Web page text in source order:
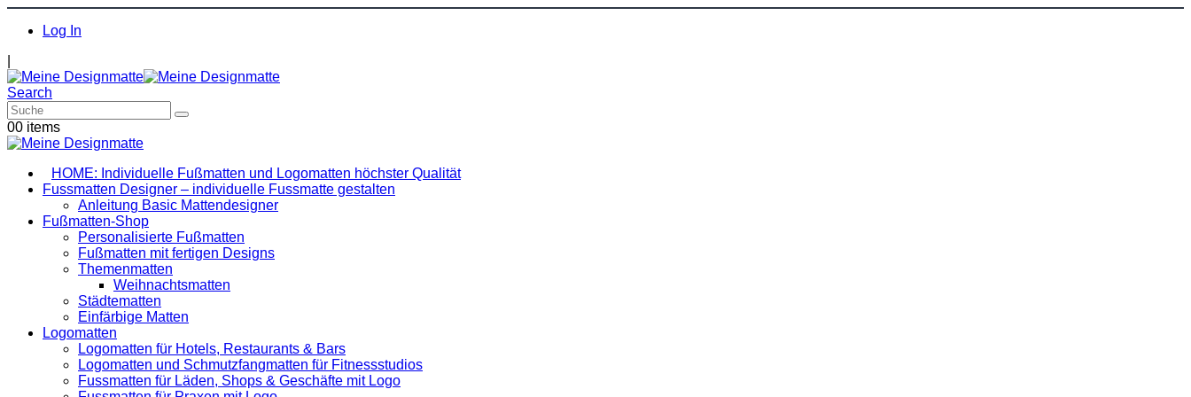
Log In
Search
00 items
HOME: Individuelle Fußmatten und Logomatten höchster Qualität
Fussmatten Designer – individuelle Fussmatte gestalten
Anleitung Basic Mattendesigner
Fußmatten-Shop
Personalisierte Fußmatten
Fußmatten mit fertigen Designs
Themenmatten
Weihnachtsmatten
Städtematten
Einfärbige Matten
Logomatten
Logomatten für Hotels, Restaurants & Bars
Logomatten und Schmutzfangmatten für Fitnessstudios
Fussmatten für Läden, Shops & Geschäfte mit Logo